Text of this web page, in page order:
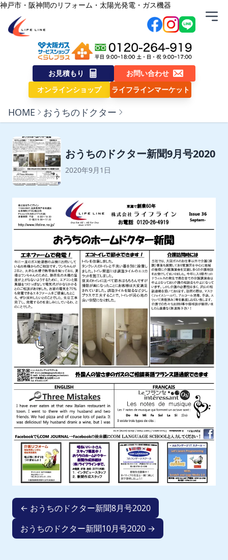
内容をスキップ
神戸市・阪神間のリフォーム・太陽光発電・ガス機器
株式会社ライフライン
お見積もり
お問い合わせ
オンラインショップ
ライフラインマーケット
HOME おうちのドクター
おうちのドクター新聞9月号2020
2020年9月1日
← おうちのドクター新聞8月号2020
おうちのドクター新聞10月号2020 →